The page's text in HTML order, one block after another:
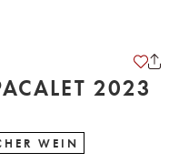
LADOIX PHILIPPE PACALET 2023
WEIN